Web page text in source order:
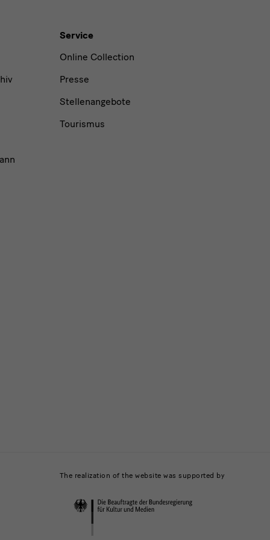
Service
Online Collection
Presse
Stellenangebote
Tourismus
The realization of the website was supported by